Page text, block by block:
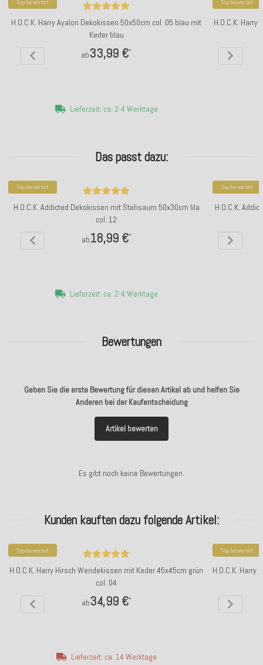
Bewertungen
Geben Sie die erste Bewertung für diesen Artikel ab und helfen Sie
Anderen bei der Kaufentscheidung
Artikel bewerten
Es gibt noch keine Bewertungen.
Top bewertet
H.O.C.K. Harry Ayalon Dekokissen 50x50cm col. 05 blau mit
Keder blau
ab33,99 €*
Lieferzeit: ca. 2-4 Werktage
Top bewertet
H.O.C.K.
Das passt dazu:
Top bewertet
H.O.C.K. Addicted Dekokissen mit Stehsaum 50x30cm lila
col. 12
ab18,99 €*
Lieferzeit: ca. 2-4 Werktage
Top bewertet
H.O.C.K.
Kunden kauften dazu folgende Artikel:
Top bewertet
H.O.C.K. Harry Hirsch Wendekissen mit Keder 45x45cm grün
col. 04
ab34,99 €*
Lieferzeit: ca. 14 Werktage
Top bewertet
H.O.C.K.